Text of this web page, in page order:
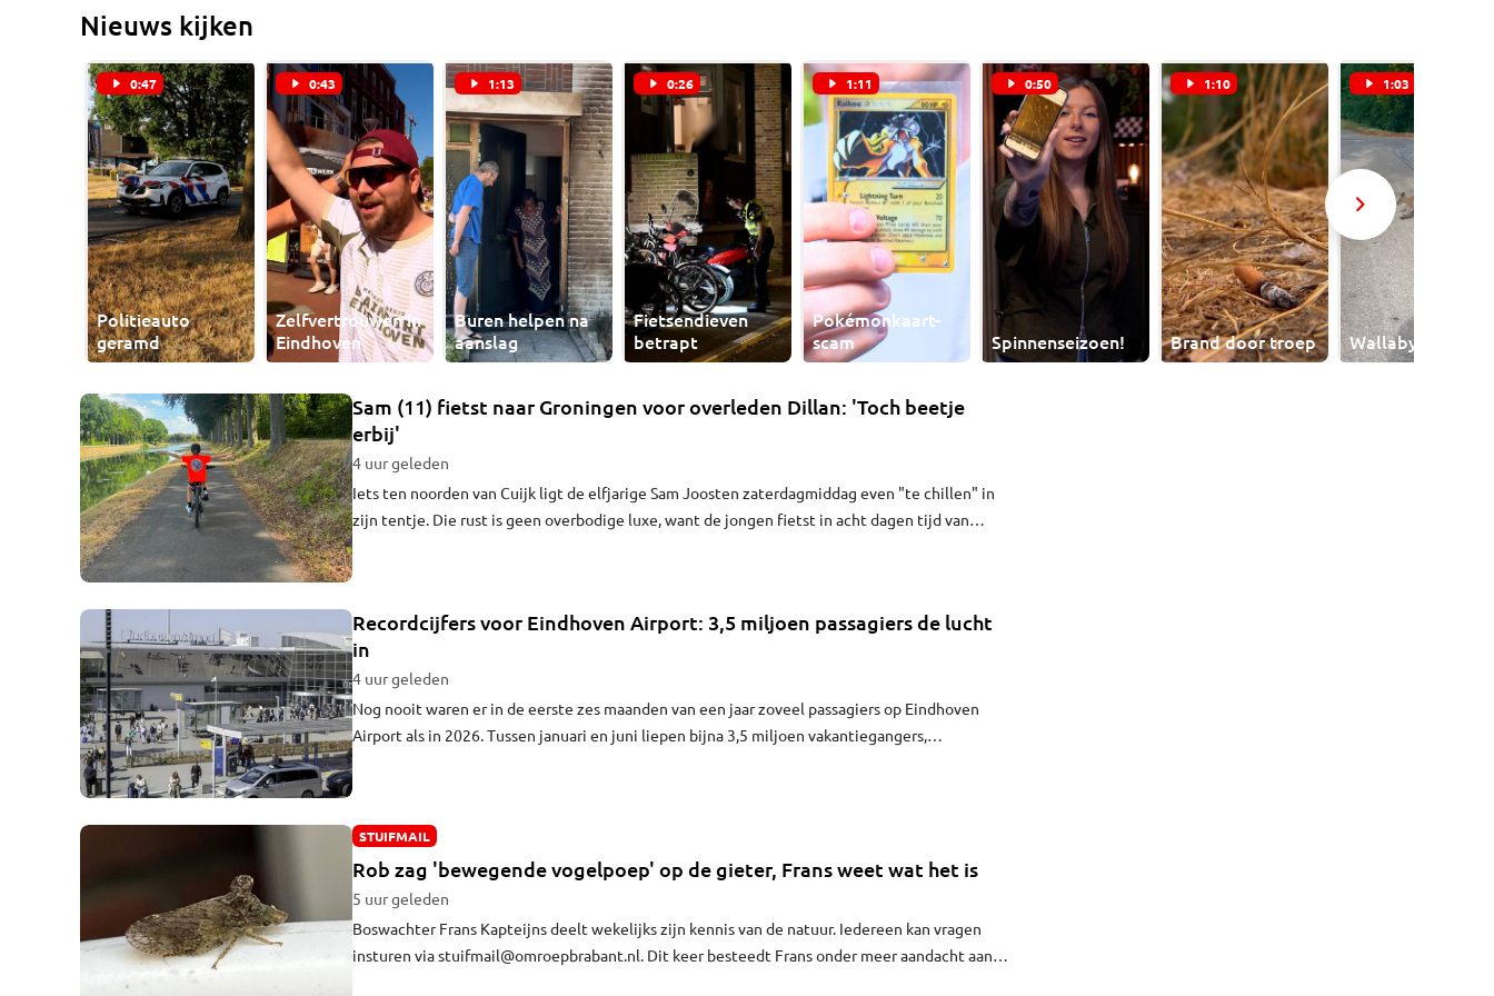
Nieuws kijken
0:47
Politieauto
geramd
0:43
Zelfvertrouwen in
Eindhoven
1:13
Buren helpen na
aanslag
0:26
Fietsendieven
betrapt
1:11
Pokémonkaart-
scam
0:50
Spinnenseizoen!
1:10
Brand door troep
1:03
Wallaby op pad
Sam (11) fietst naar Groningen voor overleden Dillan: 'Toch beetje
erbij'
4 uur geleden
Iets ten noorden van Cuijk ligt de elfjarige Sam Joosten zaterdagmiddag even "te chillen" in
zijn tentje. Die rust is geen overbodige luxe, want de jongen fietst in acht dagen tijd van
Recordcijfers voor Eindhoven Airport: 3,5 miljoen passagiers de lucht
in
4 uur geleden
Nog nooit waren er in de eerste zes maanden van een jaar zoveel passagiers op Eindhoven
Airport als in 2026. Tussen januari en juni liepen bijna 3,5 miljoen vakantiegangers,
STUIFMAIL
Rob zag 'bewegende vogelpoep' op de gieter, Frans weet wat het is
5 uur geleden
Boswachter Frans Kapteijns deelt wekelijks zijn kennis van de natuur. Iedereen kan vragen
insturen viastuifmail@omroepbrabant.nl . Dit keer besteedt Frans onder meer aandacht aan